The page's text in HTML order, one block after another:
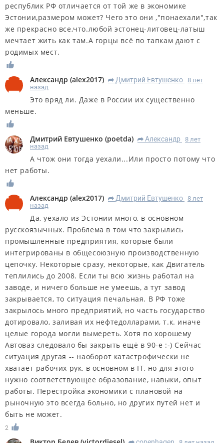
республик РФ отличается от той же в экономике
Эстонии,размером может? Чего это они ,"понаехали",так
же прекрасно все,что.любой эстонец-литовец-латыш
мечтает жить как там.А горцы всё по тапкам дают с
родимых мест.
Александр (alex2017) R Дмитрий Евтушенко 8 лет
назад
Это вряд ли. Даже в России их существенно
меньше.
Дмитрий Евтушенко (poetda) R Александр
8 лет
назад
А чтож они тогда уехали...Или просто потому что
нет работы.
Александр (alex2017) R Дмитрий Евтушенко 8 лет
назад
Да, уехало из Эстонии много, в основном
русскоязычных. Проблема в том что закрылись
промышленные предприятия, которые были
интегрированы в общесоюзную производственную
цепочку. Некоторые сразу, некоторые, как Двигатель
теплились до 2008. Если ты всю жизнь работал на
заводе, и ничего больше не умеешь, а тут завод
закрывается, то ситуация печальная. В РФ тоже
закрылось много предприятий, но часть государство
дотировало, заливая их нефтедолларами, т.к. иначе
целые города могли вымереть. Хотя по хорошему
Автоваз следовало бы закрыть ещё в 90-е :-) Сейчас
ситуация другая -- наоборот катастрофически не
хватает рабочих рук, в основном в IT, но для этого
нужно соответствующее образование, навыки, опыт
работы. Перестройка экономики с плановой на
рыночную это всегда больно, но других путей нет и
быть не может.
2